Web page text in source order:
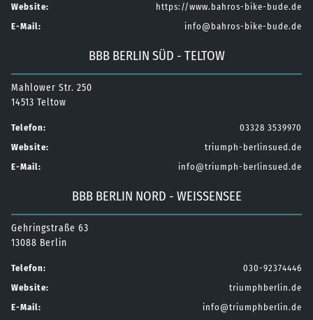
Website:
https://www.bahros-bike-bude.de
E-Mail:
info@bahros-bike-bude.de
BBB BERLIN SÜD - TELTOW
Mahlower Str. 250
14513 Teltow
Telefon:
03328 3539970
Website:
triumph-berlinsued.de
E-Mail:
info@triumph-berlinsued.de
BBB BERLIN NORD - WEISSENSEE
Gehringstraße 63
13088 Berlin
Telefon:
030-92374446
Website:
triumphberlin.de
E-Mail:
info@triumphberlin.de